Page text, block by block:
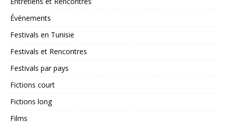
Événements
Festivals en Tunisie
Festivals et Rencontres
Festivals par pays
Fictions court
Fictions long
Films